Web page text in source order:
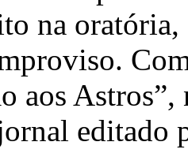
na oratória,
aos
editado